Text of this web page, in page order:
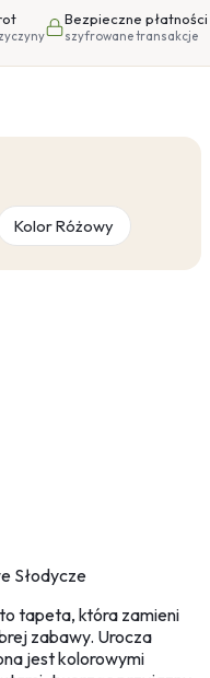
Bezpieczne płatności
szyfrowane transakcje
Kolor Różowy
Słodycze
tapeta, która zamieni
zabawy. Urocza
jest kolorowymi